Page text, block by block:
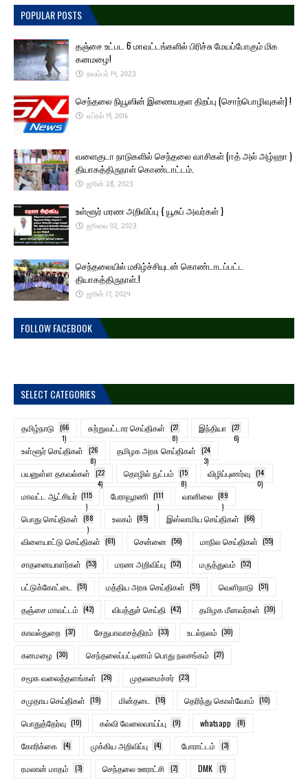
POPULAR POSTS
தஞ்சை உட்பட 6 மாவட்டங்களில் பிரிச்சு மேயப்போகும் மிக
கனமழை!
நவம்பர் 14, 2023
செந்தலை நியூஸின் இணையதள திறப்பு (சொற்பொழிவுகள்) !
ஏப்ரல் 19, 2016
வளைகுடா நாடுகளில் செந்தலை வாசிகள் (ஈத் அல் அழ்ஹா )
தியாகத்திருநாள் கொண்டாட்டம்.
ஜூன் 28, 2023
உள்ளூர் மரண அறிவிப்பு { யூசுப் அவர்கள் }
ஜூலை 02, 2023
செந்தலையில் மகிழ்ச்சியுடன் கொண்டாடப்பட்ட
தியாகத்திருநாள்.!
ஜூன் 17, 2024
FOLLOW FACEBOOK
SELECT CATEGORIES
தமிழ்நாடு (66
1)
சுற்றுவட்டார செய்திகள் (27
8)
இந்தியா (27
6)
உள்ளூர் செய்திகள் (26
8)
தமிழக அரசு செய்திகள் (24
3)
பயனுள்ள தகவல்கள் (22
4)
தொழில் நுட்பம் (15
8)
விழிப்புணர்வு (14
0)
மாவட்ட ஆட்சியர் (115
)
பேராவூரணி (111
)
வானிலை (89
)
பொது செய்திகள் (88
)
உலகம் (85) இஸ்லாமிய செய்திகள் (66)
விளையாட்டு செய்திகள் (61) சென்னை (56) மாநில செய்திகள் (55)
சாதனையாளர்கள் (53) மரண அறிவிப்பு (52) மருத்துவம் (52)
பட்டுக்கோட்டை (51) மத்திய அரசு செய்திகள் (51) வெளிநாடு (51)
தஞ்சை மாவட்டம் (42) விபத்துச் செய்தி (42) தமிழக மீனவர்கள் (39)
காவல்துறை (37) சேதுபாவாசத்திரம் (33) உடல்நலம் (30)
கனமழை (30) செந்தலைப்பட்டிணம் பொது நலசங்கம் (27)
சமூக வலைத்தளங்கள் (26) முதலமைச்சர் (23)
சமுதாய செய்திகள் (19) மின்தடை (16) தெரிந்து கொள்வோம் (10)
பொதுத்தேர்வு (10) கல்வி வேலைவாய்ப்பு (9) whatsapp (8)
கோரிக்கை (4) முக்கிய அறிவிப்பு (4) போராட்டம் (3)
ரமலான் மாதம் (3) செந்தலை ஊராட்சி (2) DMK (1)